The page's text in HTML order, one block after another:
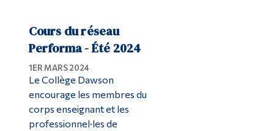
Cours du réseau
Performa - Été 2024
1ER MARS 2024
Le Collège Dawson
encourage les membres du
corps enseignant et les
professionnel·les de